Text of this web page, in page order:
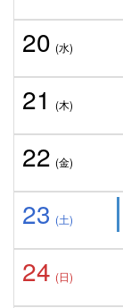
20 (水)
21 (木)
22 (金)
23 (土)
24 (日)